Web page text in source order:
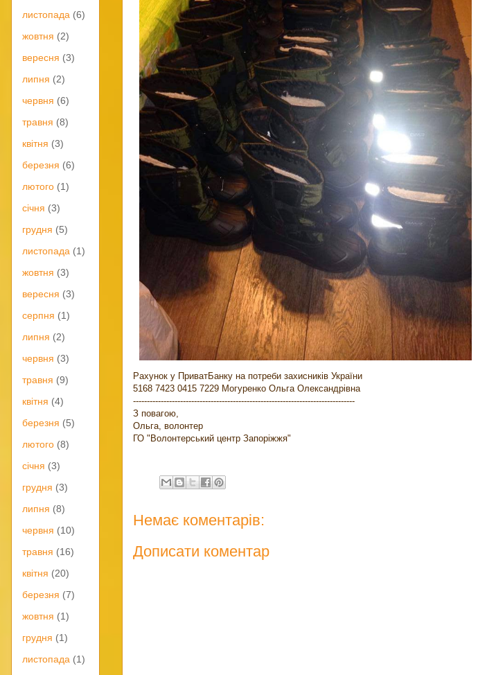
Рахунок у ПриватБанку на потреби захисників України
5168 7423 0415 7229 Могуренко Ольга Олександрівна
--------------------------------------------------------------------------------
З повагою,
Ольга, волонтер
ГО "Волонтерський центр Запоріжжя"
Немає коментарів:
Дописати коментар
листопада (6)
жовтня (2)
вересня (3)
липня (2)
червня (6)
травня (8)
квітня (3)
березня (6)
лютого (1)
січня (3)
грудня (5)
листопада (1)
жовтня (3)
вересня (3)
серпня (1)
липня (2)
червня (3)
травня (9)
квітня (4)
березня (5)
лютого (8)
січня (3)
грудня (3)
липня (8)
червня (10)
травня (16)
квітня (20)
березня (7)
жовтня (1)
грудня (1)
листопада (1)